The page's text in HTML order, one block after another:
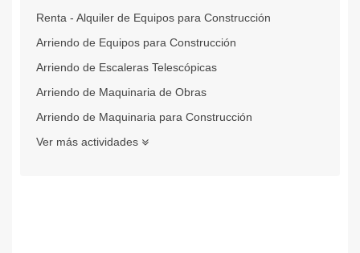
Renta - Alquiler de Equipos para Construcción
Arriendo de Equipos para Construcción
Arriendo de Escaleras Telescópicas
Arriendo de Maquinaria de Obras
Arriendo de Maquinaria para Construcción
Ver más actividades